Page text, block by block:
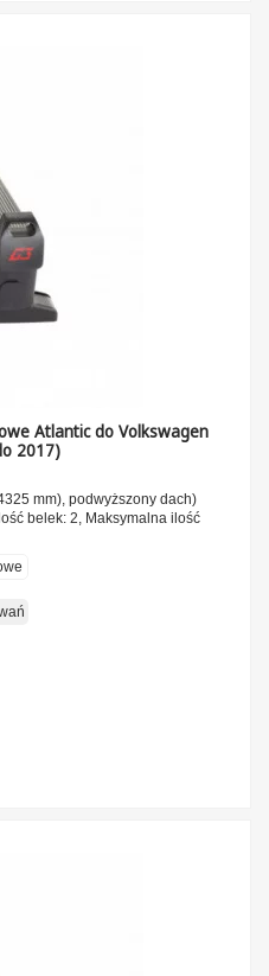
Atlantic do Volkswagen
2017)
mm), podwyższony dach)
belek: 2, Maksymalna ilość